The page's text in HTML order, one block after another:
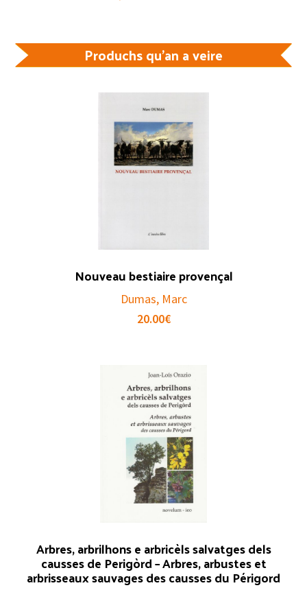
Produchs qu'an a veire
Nouveau bestiaire provençal
Dumas, Marc
20.00€
Arbres, arbrilhons e arbricèls salvatges dels
causses de Perigòrd – Arbres, arbustes et
arbrisseaux sauvages des causses du Périgord